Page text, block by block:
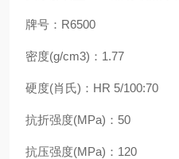
牌号：R6500
密度(g/cm3)：1.77
硬度(肖氏)：HR 5/100:70
抗折强度(MPa)：50
抗压强度(MPa)：120